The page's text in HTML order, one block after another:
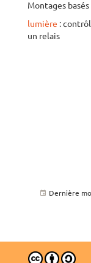
Montages
lumière :
un relais
Dernière